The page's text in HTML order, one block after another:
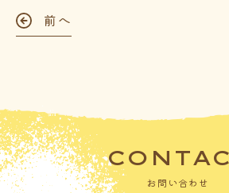
前へ
お問い合わせ